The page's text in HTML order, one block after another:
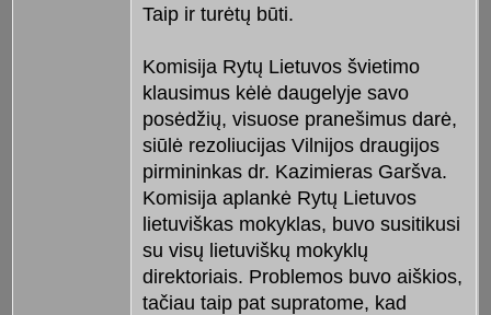
Taip ir turėtų būti.
Komisija Rytų Lietuvos švietimo
klausimus kėlė daugelyje savo
posėdžių, visuose pranešimus darė,
siūlė rezoliucijas Vilnijos draugijos
pirmininkas dr. Kazimieras Garšva.
Komisija aplankė Rytų Lietuvos
lietuviškas mokyklas, buvo susitikusi
su visų lietuviškų mokyklų
direktoriais. Problemos buvo aiškios,
tačiau taip pat supratome, kad